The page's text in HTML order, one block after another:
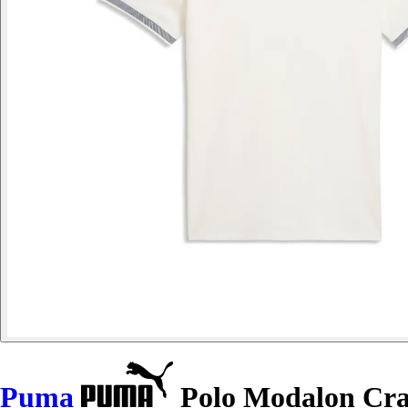
Puma Polo Modalon